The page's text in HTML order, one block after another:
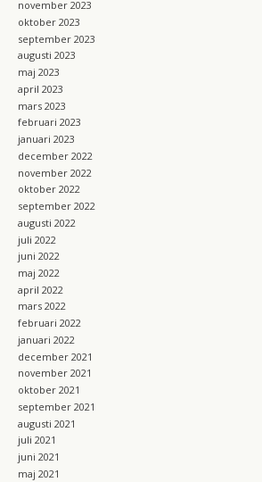
november 2023
oktober 2023
september 2023
augusti 2023
maj 2023
april 2023
mars 2023
februari 2023
januari 2023
december 2022
november 2022
oktober 2022
september 2022
augusti 2022
juli 2022
juni 2022
maj 2022
april 2022
mars 2022
februari 2022
januari 2022
december 2021
november 2021
oktober 2021
september 2021
augusti 2021
juli 2021
juni 2021
maj 2021